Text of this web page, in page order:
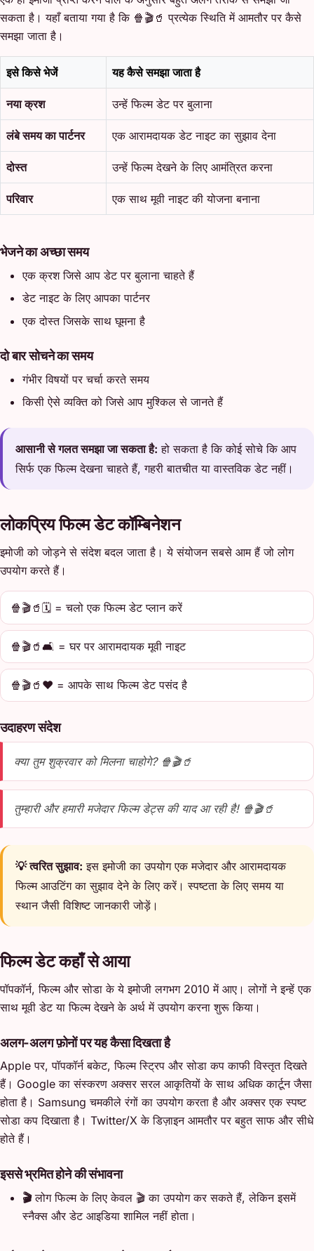
सकता है। यहाँ बताया गया है कि 🍿🎬🥤 प्रत्येक स्थिति में आमतौर पर कैसे
समझा जाता है।
इसे किसे भेजें यह कैसे समझा जाता है
नया क्रश उन्हें फिल्म डेट पर बुलाना
लंबे समय का पार्टनर एक आरामदायक डेट नाइट का सुझाव देना
दोस्त उन्हें फिल्म देखने के लिए आमंत्रित करना
परिवार एक साथ मूवी नाइट की योजना बनाना
भेजने का अच्छा समय
एक क्रश जिसे आप डेट पर बुलाना चाहते हैं
डेट नाइट के लिए आपका पार्टनर
एक दोस्त जिसके साथ घूमना है
दो बार सोचने का समय
गंभीर विषयों पर चर्चा करते समय
किसी ऐसे व्यक्ति को जिसे आप मुश्किल से जानते हैं
आसानी से गलत समझा जा सकता है: हो सकता है कि कोई सोचे कि आप
सिर्फ एक फिल्म देखना चाहते हैं, गहरी बातचीत या वास्तविक डेट नहीं।
लोकप्रिय फिल्म डेट कॉम्बिनेशन
इमोजी को जोड़ने से संदेश बदल जाता है। ये संयोजन सबसे आम हैं जो लोग
उपयोग करते हैं।
🍿🎬🥤🗓️ = चलो एक फिल्म डेट प्लान करें
🍿🎬🥤🛋️ = घर पर आरामदायक मूवी नाइट
🍿🎬🥤❤️ = आपके साथ फिल्म डेट पसंद है
उदाहरण संदेश
क्या तुम शुक्रवार को मिलना चाहोगे? 🍿🎬🥤
तुम्हारी और हमारी मजेदार फिल्म डेट्स की याद आ रही है! 🍿🎬🥤
💡 त्वरित सुझाव: इस इमोजी का उपयोग एक मजेदार और आरामदायक
फिल्म आउटिंग का सुझाव देने के लिए करें। स्पष्टता के लिए समय या
स्थान जैसी विशिष्ट जानकारी जोड़ें।
फिल्म डेट कहाँ से आया
पॉपकॉर्न, फिल्म और सोडा के ये इमोजी लगभग 2010 में आए। लोगों ने इन्हें एक
साथ मूवी डेट या फिल्म देखने के अर्थ में उपयोग करना शुरू किया।
अलग-अलग फ़ोनों पर यह कैसा दिखता है
Apple पर, पॉपकॉर्न बकेट, फिल्म स्ट्रिप और सोडा कप काफी विस्तृत दिखते
हैं। Google का संस्करण अक्सर सरल आकृतियों के साथ अधिक कार्टून जैसा
होता है। Samsung चमकीले रंगों का उपयोग करता है और अक्सर एक स्पष्ट
सोडा कप दिखाता है। Twitter/X के डिज़ाइन आमतौर पर बहुत साफ और सीधे
होते हैं।
इससे भ्रमित होने की संभावना
🎬लोग फिल्म के लिए केवल 🎬 का उपयोग कर सकते हैं, लेकिन इसमें
स्नैक्स और डेट आइडिया शामिल नहीं होता।